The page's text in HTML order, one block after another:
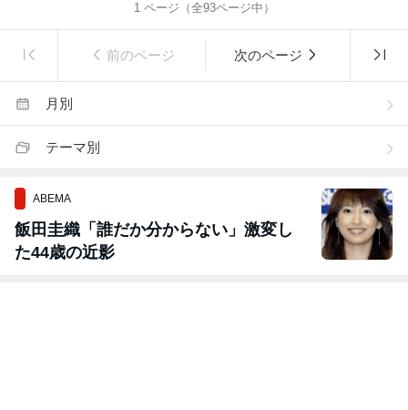
1ページ（全93ページ中）
前のページ 次のページ
月別
テーマ別
ABEMA
飯田圭織「誰だか分からない」激変し
た44歳の近影